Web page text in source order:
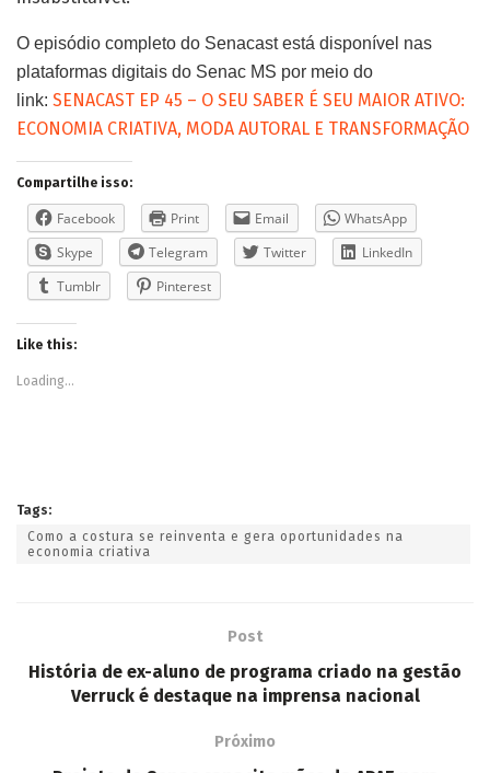
O episódio completo do Senacast está disponível nas
plataformas digitais do Senac MS por meio do
link: SENACAST EP 45 – O SEU SABER É SEU MAIOR ATIVO:
ECONOMIA CRIATIVA, MODA AUTORAL E TRANSFORMAÇÃO
Compartilhe isso:
Facebook Print Email
WhatsApp
Skype
Telegram Twitter
LinkedIn
Tumblr
Pinterest
Like this:
Loading...
Tags:
Como a costura se reinventa e gera oportunidades na
economia criativa
Post
História de ex-aluno de programa criado na gestão
Verruck é destaque na imprensa nacional
Próximo